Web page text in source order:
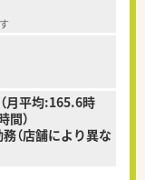
月平均:165.6時
）
（店舗により異な